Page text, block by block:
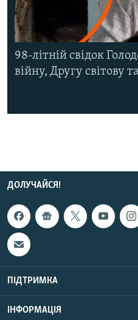
98-літній свідок
війну, Другу світову
ДОЛУЧАЙСЯ!
ПІДТРИМКА
ІНФОРМАЦІЯ